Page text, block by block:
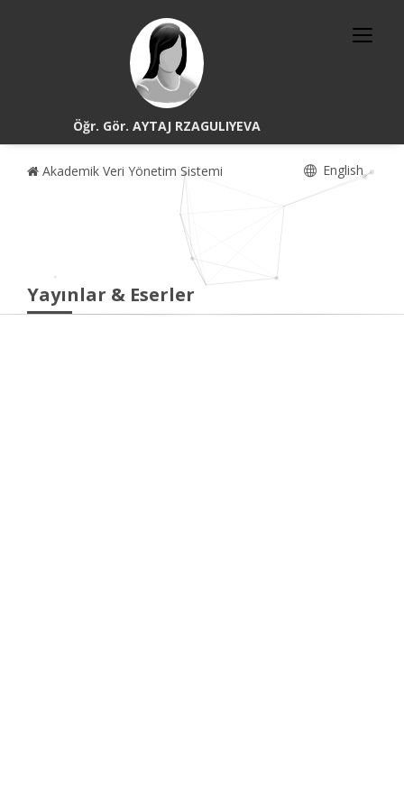
Öğr. Gör. AYTAJ RZAGULIYEVA
Akademik Veri Yönetim Sistemi English
Yayınlar & Eserler